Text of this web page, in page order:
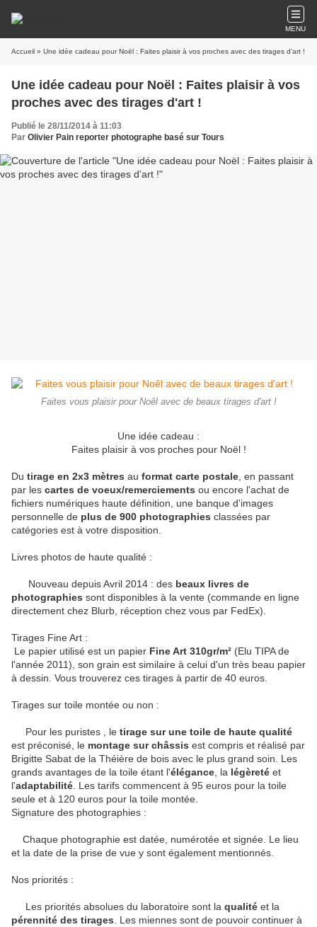
MENU
Accueil » Une idée cadeau pour Noël : Faites plaisir à vos proches avec des tirages d'art !
Une idée cadeau pour Noël : Faites plaisir à vos
proches avec des tirages d'art !
Publié le 28/11/2014 à 11:03
Par Olivier Pain reporter photographe basé sur Tours
Faites vous plaisir pour Noêl avec de beaux tirages d'art !
Une idée cadeau :
Faites plaisir à vos proches pour Noël !
Du tirage en 2x3 mètres au format carte postale , en passant
par les cartes de voeux/remerciements ou encore l'achat de
fichiers numériques haute définition, une banque d'images
personnelle de plus de 900 photographies classées par
catégories est à votre disposition.
Livres photos de haute qualité :
Nouveau depuis Avril 2014 : des beaux livres de
photographies sont disponibles à la vente (commande en ligne
directement chez Blurb, réception chez vous par FedEx).
Tirages Fine Art :
Le papier utilisé est un papier Fine Art 310gr/m² (Elu TIPA de
l'année 2011), son grain est similaire à celui d'un très beau papier
à dessin. Vous trouverez ces tirages à partir de 40 euros.
Tirages sur toile montée ou non :
Pour les puristes , le tirage sur une toile de haute qualité
est préconisé, le montage sur châssis est compris et réalisé par
Brigitte Sabat de la Théière de bois avec le plus grand soin. Les
grands avantages de la toile étant l'élégance , la légèreté et
l'adaptabilité . Les tarifs commencent à 95 euros pour la toile
seule et à 120 euros pour la toile montée.
Signature des photographies :
Chaque photographie est datée, numérotée et signée. Le lieu
et la date de la prise de vue y sont également mentionnés.
Nos priorités :
Les priorités absolues du laboratoire sont la qualité et la
pérennité des tirages . Les miennes sont de pouvoir continuer à